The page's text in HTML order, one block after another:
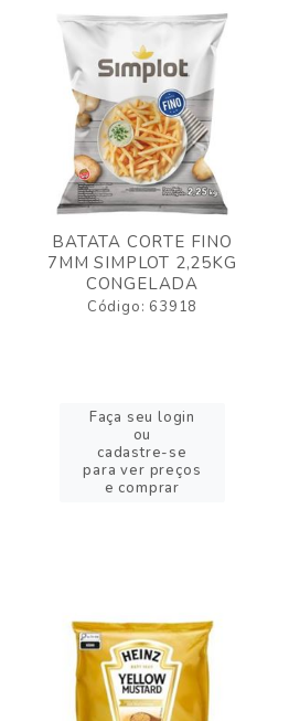
BATATA CORTE FINO
7MM SIMPLOT 2,25KG
CONGELADA
Código: 63918
Faça seu login
ou
cadastre-se
para ver preços
e comprar